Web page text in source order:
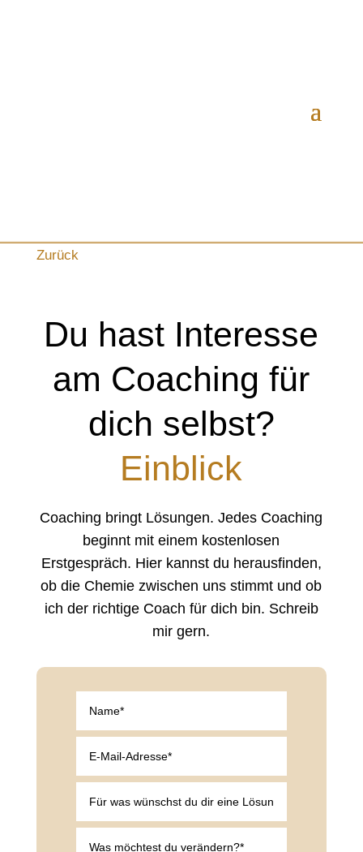
Zurück
Du hast Interesse
am Coaching für
dich selbst?
Einblick
Coaching bringt Lösungen. Jedes Coaching
beginnt mit einem kostenlosen
Erstgespräch. Hier kannst du herausfinden,
ob die Chemie zwischen uns stimmt und ob
ich der richtige Coach für dich bin. Schreib
mir gern.